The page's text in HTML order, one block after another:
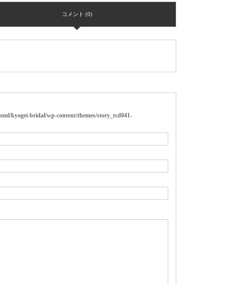
コメント (0)
kyogei-bridal/wp-content/themes/story_tcd041-